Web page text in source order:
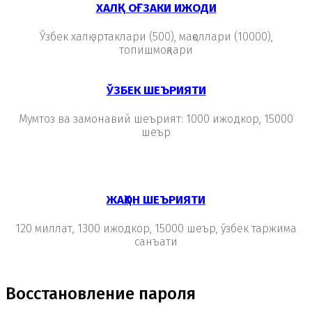
ХАЛҚ ОҒЗАКИ ИЖОДИ
Ўзбек халқ эртаклари (500), мақоллари (10000),
топишмоқлари
ЎЗБЕК ШЕЪРИЯТИ
Мумтоз ва замонавий шеърият: 1000 ижодкор, 15000
шеър
ЖАҲОН ШЕЪРИЯТИ
120 миллат, 1300 ижодкор, 15000 шеър, ўзбек таржима
санъати
Восстановление пароля